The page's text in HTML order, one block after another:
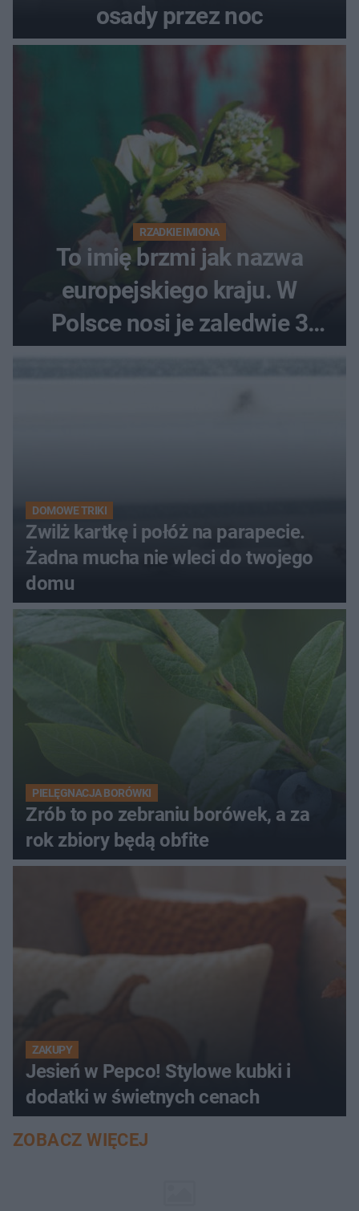
osady przez noc
RZADKIE IMIONA
To imię brzmi jak nazwa
europejskiego kraju. W
Polsce nosi je zaledwie 3
kobiety
DOMOWE TRIKI
Zwilż kartkę i połóż na parapecie.
Żadna mucha nie wleci do twojego
domu
PIELĘGNACJA BORÓWKI
Zrób to po zebraniu borówek, a za
rok zbiory będą obfite
ZAKUPY
Jesień w Pepco! Stylowe kubki i
dodatki w świetnych cenach
ZOBACZ WIĘCEJ